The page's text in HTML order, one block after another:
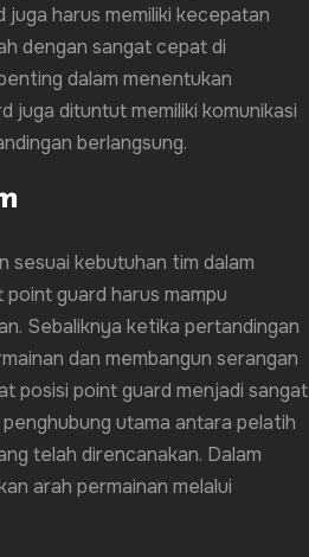
harus memiliki kecepatan
dengan sangat cepat di
dalam menentukan
juga dituntut memiliki komunikasi
berlangsung.
sesuai kebutuhan tim dalam
guard harus mampu
Sebaliknya ketika pertandingan
dan membangun serangan
posisi point guard menjadi sangat
utama antara pelatih
telah direncanakan. Dalam
arah permainan melalui